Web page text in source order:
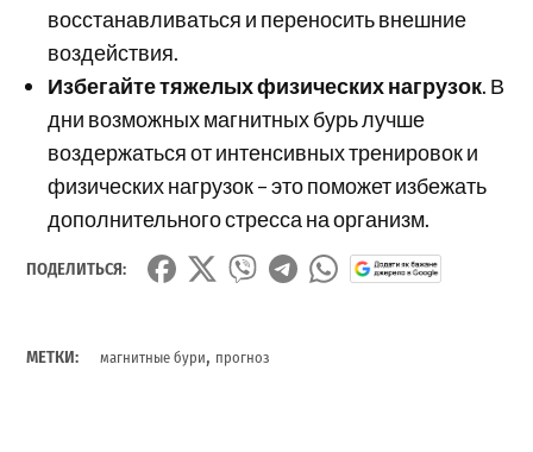
восстанавливаться и переносить внешние
воздействия.
Избегайте тяжелых физических нагрузок. В
дни возможных магнитных бурь лучше
воздержаться от интенсивных тренировок и
физических нагрузок – это поможет избежать
дополнительного стресса на организм.
ПОДЕЛИТЬСЯ:
МЕТКИ: магнитные бури, прогноз